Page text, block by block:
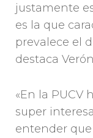
justamente
es la que
prevalece el
destaca
«En la PUCV
super
entender